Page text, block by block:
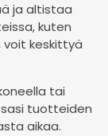
ja altistaa
kuten
voit keskittyä
tai
tuotteiden
aikaa.